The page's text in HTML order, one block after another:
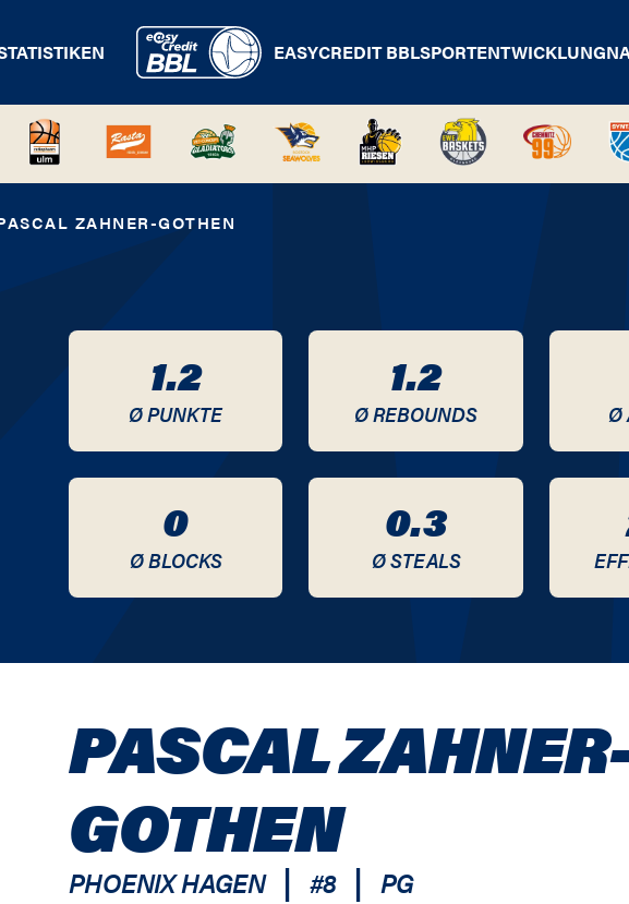
EASYCREDIT BBLSPORTENTWICKLUNG
ZAHNER-GOTHEN
1.2
Ø PUNKTE
1.2
Ø REBOUNDS Ø
0
Ø BLOCKS
0.3
Ø STEALS
PASCAL
GOTHEN
PHOENIX HAGEN | #8 | PG